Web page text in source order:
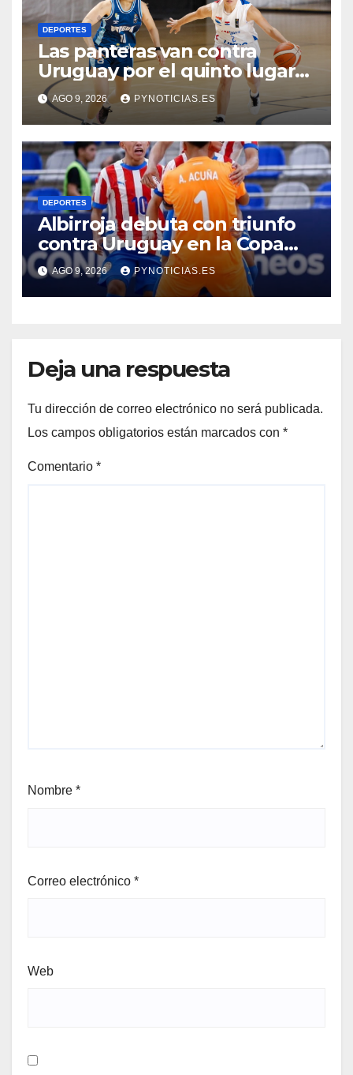
DEPORTES
Las panteras van contra
Uruguay por el quinto lugar
del Sudamericano de
basquet
AGO 9, 2026 PYNOTICIAS.ES
DEPORTES
Albirroja debuta con triunfo
contra Uruguay en la Copa
América Sub 17 de futsal
AGO 9, 2026 PYNOTICIAS.ES
Deja una respuesta
Tu dirección de correo electrónico no será publicada.
Los campos obligatorios están marcados con *
Comentario *
Nombre *
Correo electrónico *
Web